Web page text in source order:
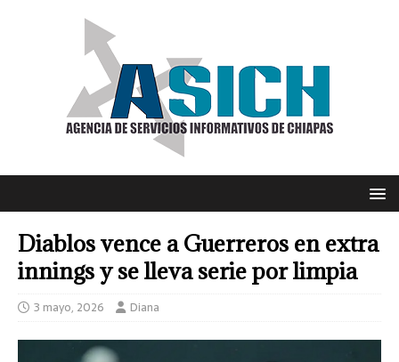
Diablos vence a Guerreros en extra
innings y se lleva serie por limpia
3 mayo, 2026 Diana